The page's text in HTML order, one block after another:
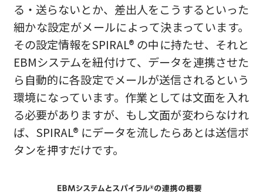
る・送らないとか、差出人をこうするといった
細かな設定がメールによって決まっています。
その設定情報をSPIRAL® の中に持たせ、それと
EBMシステムを紐付けて、データを連携させた
ら自動的に各設定でメールが送信されるという
環境になっています。作業としては文面を入れ
る必要がありますが、もし文面が変わらなけれ
ば、SPIRAL® にデータを流したらあとは送信ボ
タンを押すだけです。